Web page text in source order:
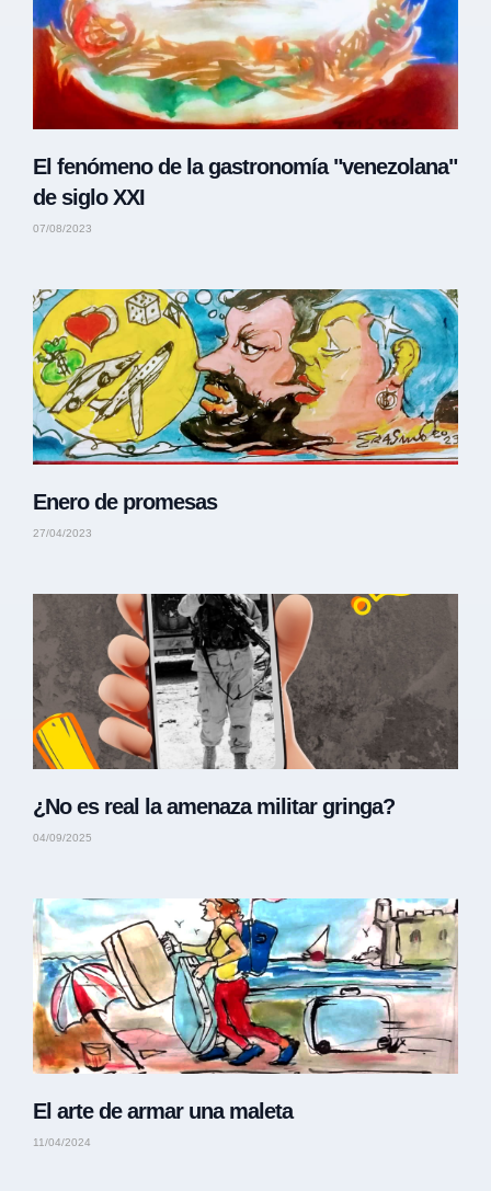
El fenómeno de la gastronomía "venezolana"
de siglo XXI
07/08/2023
Enero de promesas
27/04/2023
¿No es real la amenaza militar gringa?
04/09/2025
El arte de armar una maleta
11/04/2024